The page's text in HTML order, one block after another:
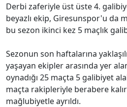
Derbi zaferiyle üst üste 4.
beyazlı ekip, Giresunspor'u da
bu sezon ikinci kez 5 maçlık
Sezonun son haftalarına
yaşayan ekipler arasında yer
oynadığı 25 maçta 5 galibiyet
maçta rakipleriyle berabere
mağlubiyetle ayrıldı.